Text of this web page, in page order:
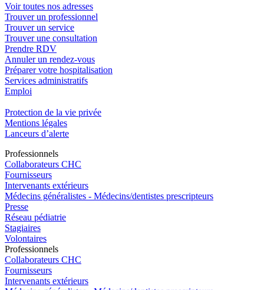
Voir toutes nos adresses
Trouver un professionnel
Trouver un service
Trouver une consultation
Prendre RDV
Annuler un rendez-vous
Préparer votre hospitalisation
Services administratifs
Emploi​
Protection de la vie privée
Mentions légales
Lanceurs d’alerte
Professionnels
Collaborateurs CHC
Fournisseurs
Intervenants extérieurs
Médecins généralistes - Médecins/dentistes prescripteurs
Presse
Réseau pédiatrie
Stagiaires
Volontaires
Professionnels
Collaborateurs CHC
Fournisseurs
Intervenants extérieurs